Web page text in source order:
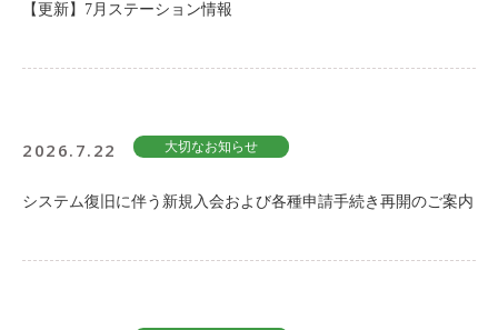
環境への取組み 貸渡約款
【更新】7月ステーション情報
2026.7.22 大切なお知らせ
システム復旧に伴う新規入会および各種申請手続き再開のご案内